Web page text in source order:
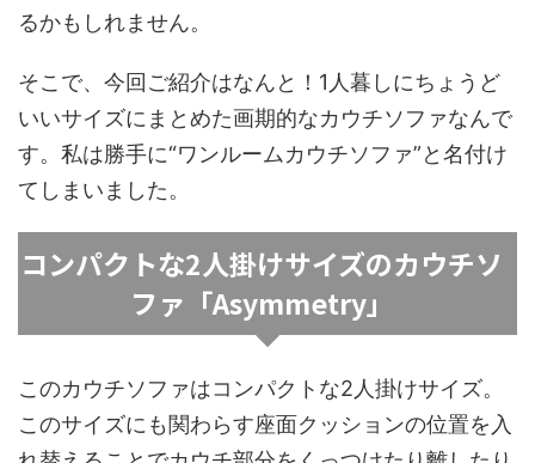
るかもしれません。
そこで、今回ご紹介はなんと！1人暮しにちょうど
いいサイズにまとめた画期的なカウチソファなんで
す。私は勝手に“ワンルームカウチソファ”と名付け
てしまいました。
コンパクトな2人掛けサイズのカウチソ
ファ「Asymmetry」
このカウチソファはコンパクトな2人掛けサイズ。
このサイズにも関わらす座面クッションの位置を入